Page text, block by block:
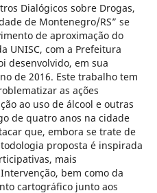
Dialógicos sobre Drogas,
de Montenegro/RS” se
de aproximação do
UNISC, com a Prefeitura
desenvolvido, em sua
de 2016. Este trabalho tem
as ações
ao uso de álcool e outras
de quatro anos na cidade
que, embora se trate de
proposta é inspirada
mais
bem como da
cartográfico junto aos